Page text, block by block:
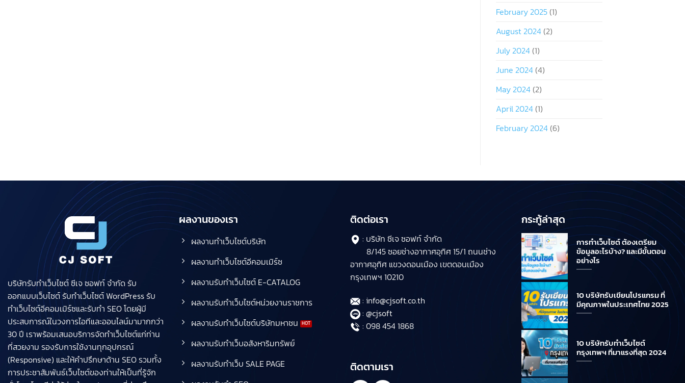
February 2025(1)
August 2024(2)
July 2024(1)
June 2024(4)
May 2024(2)
April 2024(1)
February 2024(6)
บริษัทรับทําเว็บไซต์ ซีเจ ซอฟท์ จำกัด รับ
ออกแบบเว็บไซต์ รับทำเว็บไซต์ WordPress รับ
ทำเว็บไซต์อีคอมเมิร์ซและรับทำ SEO โดยผู้มี
ประสบการณ์ในวงการไอทีและออนไลน์มามากกว่า
30 ปี เราพร้อมเสนอบริการจัดทำเว็บไซต์แก่ท่าน
ที่สวยงาม รองรับการใช้งานทุกอุปกรณ์
(Responsive) และให้คำปรึกษาด้าน SEO รวมทั้ง
การประชาสัมพันธ์เว็บไซต์ของท่านให้เป็นที่รู้จัก
ผลงานของเรา
ผลงานทำเว็บไซต์บริษัท
ผลงานทำเว็บไซต์อีคอมเมิร์ซ
ผลงานรับทำเว็บไซต์ E-CATALOG
ผลงานรับทำเว็บไซต์หน่วยงานราชการ
ผลงานรับทำเว็บไซต์บริษัทมหาชน
ผลงานรับทำเว็บอสังหาริมทรัพย์
ผลงานรับทำเว็บ SALE PAGE
ติดต่อเรา
: บริษัท ซีเจ ซอฟท์ จำกัด
8/145 ซอยช่างอากาศอุทิศ 15/1 ถนนช่าง
อากาศอุทิศ แขวงดอนเมือง เขตดอนเมือง
กรุงเทพฯ 10210
: info@cjsoft.co.th
: @cjsoft
: 098 454 1868
ติดตามเรา
กระทู้ล่าสุด
การทำเว็บไซต์ ต้องเตรียม
ข้อมูลอะไรบ้าง? และมีขั้นตอน
อย่างไร
10 บริษัทรับเขียนโปรแกรม ที่
มีคุณภาพในประเทศไทย 2025
10 บริษัทรับทำเว็บไซต์
กรุงเทพฯ ที่มาแรงที่สุด 2024